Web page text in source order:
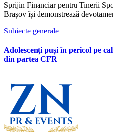
Sprijin Financiar pentru Tinerii Sportivi din Brașov Municipalitatea
Brașov își demonstrează
Subiecte generale
Adolescenți puși în pericol pe
din partea CFR